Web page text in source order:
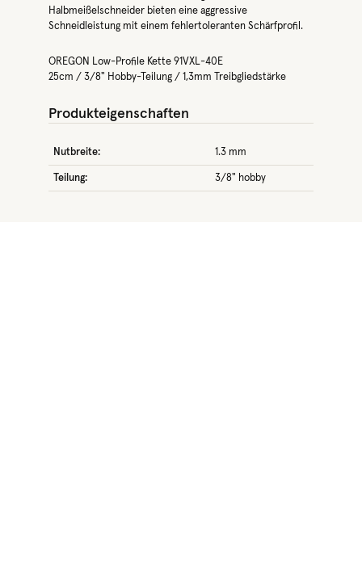
Halbmeißelschneider bieten eine aggressive
Schneidleistung mit einem fehlertoleranten Schärfprofil.
OREGON Low-Profile Kette 91VXL-40E
25cm / 3/8" Hobby-Teilung / 1,3mm Treibgliedstärke
Produkteigenschaften
Nutbreite: 1.3 mm
Teilung: 3/8" hobby